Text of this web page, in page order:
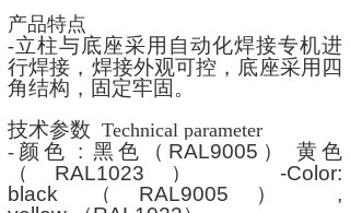
产品特点
-立柱与底座采用自动化焊接专机进
行焊接，焊接外观可控，底座采用四
角结构，固定牢固。
技术参数 Technical parameter
- 颜色 :黑色（ RAL9005 ） 黄色
（ RAL1023 ）-Color:
black
（ RAL9005 ） ,